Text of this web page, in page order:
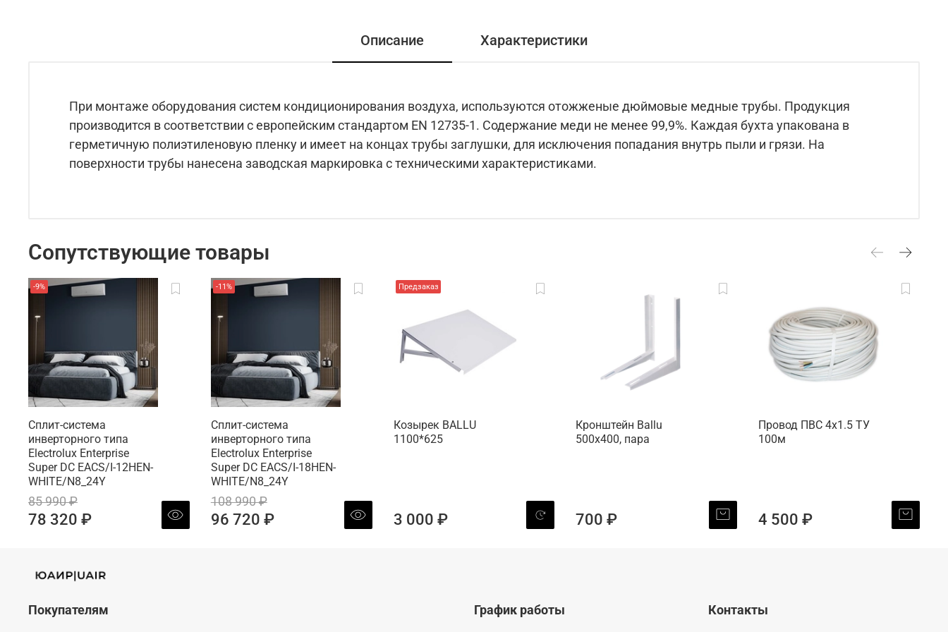
Описание Характеристики
При монтаже оборудования систем кондиционирования воздуха, используются отожженые дюймовые медные трубы. Продукция
производится в соответствии с европейским стандартом EN 12735-1. Содержание меди не менее 99,9%. Каждая бухта упакована в
герметичную полиэтиленовую пленку и имеет на концах трубы заглушки, для исключения попадания внутрь пыли и грязи. На
поверхности трубы нанесена заводская маркировка с техническими характеристиками.
Сопутствующие товары
-9%
Сплит-система
инверторного типа
Electrolux Enterprise
Super DC EACS/I-12HEN-
WHITE/N8_24Y
85 990 ₽
78 320 ₽
-11%
Сплит-система
инверторного типа
Electrolux Enterprise
Super DC EACS/I-18HEN-
WHITE/N8_24Y
108 990 ₽
96 720 ₽
Предзаказ
Козырек BALLU
1100*625
3 000 ₽
Кронштейн Ballu
500х400, пара
700 ₽
Провод ПВС 4х1.5 ТУ
100м
4 500 ₽
Покупателям График работы Контакты